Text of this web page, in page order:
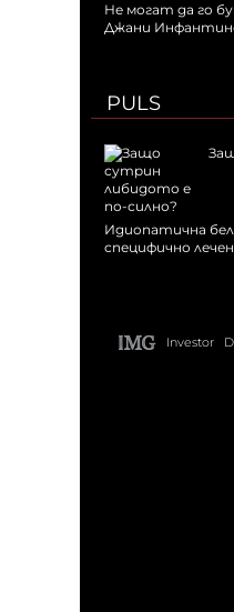
Не могат да го
Джани
PULS
Идиопатична
специфично
Investor